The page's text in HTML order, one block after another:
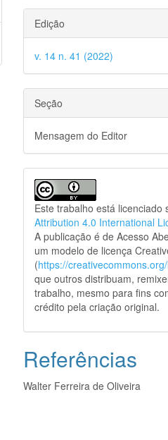
Edição
v. 14 n. 41 (2022)
Seção
Mensagem do Editor
Este trabalho está
Attribution 4.0 International
A publicação é de Acesso
um modelo de licença
(https://
que outros distribuam,
trabalho, mesmo para fins
crédito pela criação original.
Referências
Walter Ferreira de Oliveira